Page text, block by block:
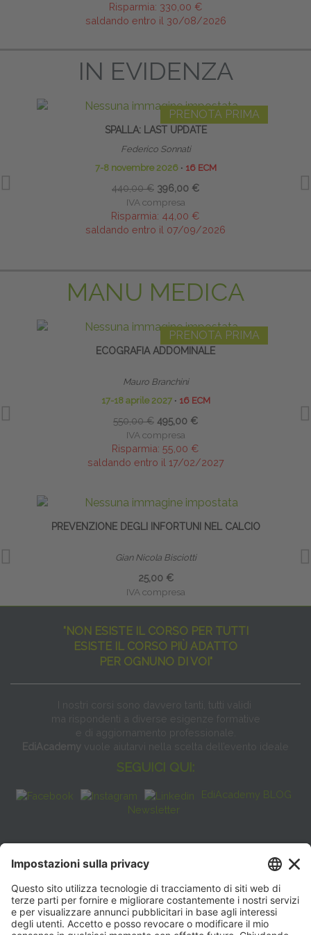
Risparmia: 330,00 €
saldando entro il 30/08/2026
IN EVIDENZA
PRENOTA PRIMA
SPALLA: LAST UPDATE
Federico Sonnati
7-8 novembre 2026 ∙ 16 ECM
440,00 € 396,00 €
IVA compresa
Risparmia: 44,00 €
saldando entro il 07/09/2026
MANU MEDICA
PRENOTA PRIMA
ECOGRAFIA ADDOMINALE
Mauro Branchini
17-18 aprile 2027 ∙ 16 ECM
550,00 € 495,00 €
IVA compresa
Risparmia: 55,00 €
saldando entro il 17/02/2027
PREVENZIONE DEGLI INFORTUNI NEL CALCIO
Gian Nicola Bisciotti
25,00 €
IVA compresa
"NON ESISTE IL CORSO PER TUTTI
ESISTE IL CORSO PIÙ ADATTO
PER OGNUNO DI VOI"
I nostri corsi sono davvero tanti, tutti validi
ma rispondenti a diverse esigenze formative
e di aggiornamento professionale.
EdiAcademy vuole aiutarvi nella scelta dell’evento ideale
SEGUICI QUI:
EdiAcademy BLOG
Newsletter
FAQ
CONTATTI
EdiAcademy
Sede operativa: V.le E. Forlanini, 21 - 20134, Milano